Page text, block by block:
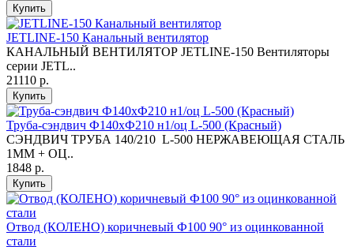
Купить
JETLINE-150 Канальный вентилятор
КАНАЛЬНЫЙ ВЕНТИЛЯТОР JETLINE-150 Вентиляторы
серии JETL..
21110 р.
Купить
Труба-сэндвич Ф140хФ210 н1/оц L-500 (Красный)
СЭНДВИЧ ТРУБА 140/210 L-500 НЕРЖАВЕЮЩАЯ СТАЛЬ
1ММ + ОЦ..
1848 р.
Купить
Отвод (КОЛЕНО) коричневый Ф100 90° из оцинкованной
стали